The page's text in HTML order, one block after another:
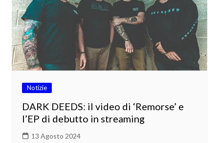
Notizie
DARK DEEDS: il video di ‘Remorse’ e
l’EP di debutto in streaming
13 Agosto 2024